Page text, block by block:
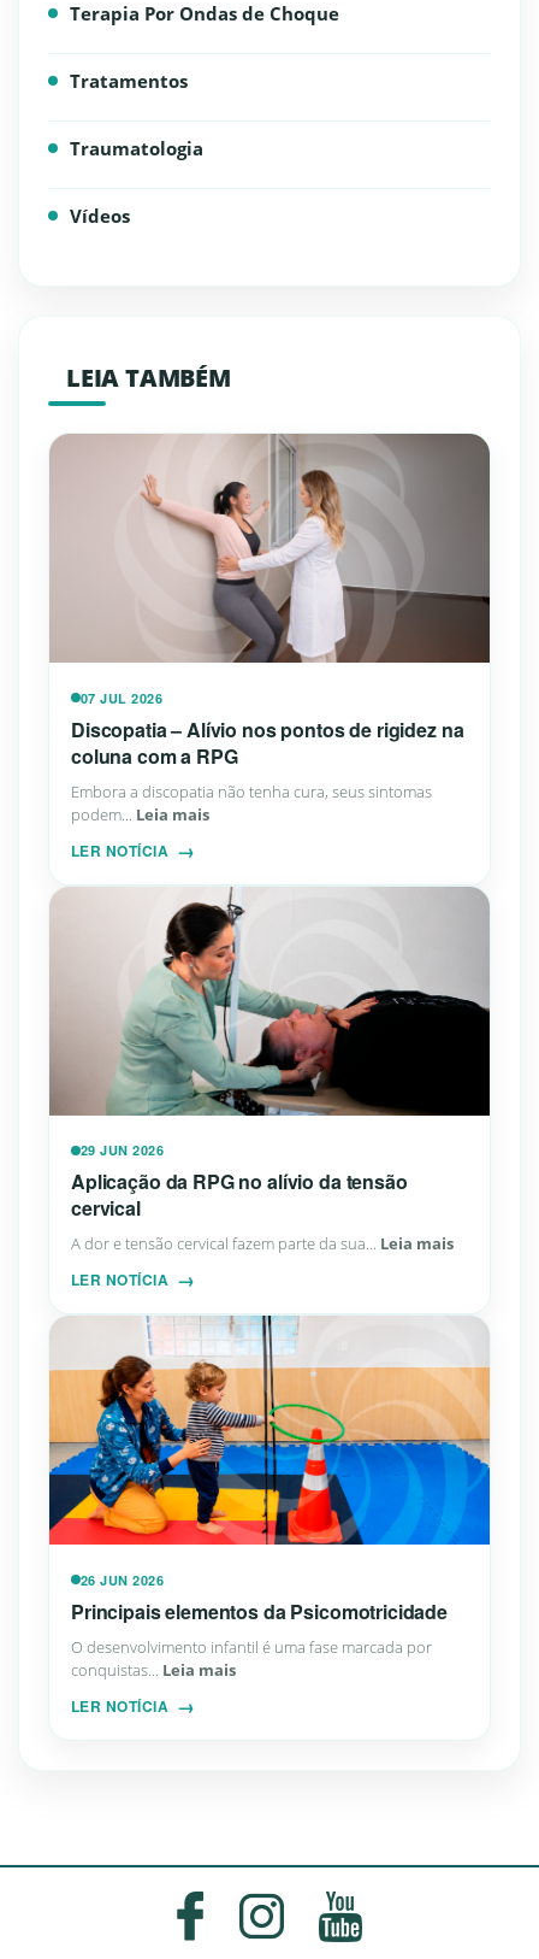
Terapia Por Ondas de Choque
Tratamentos
Traumatologia
Vídeos
LEIA TAMBÉM
07 JUL 2026
Discopatia – Alívio nos pontos de rigidez na
coluna com a RPG
Embora a discopatia não tenha cura, seus sintomas
podem... Leia mais
LER NOTÍCIA
29 JUN 2026
Aplicação da RPG no alívio da tensão
cervical
A dor e tensão cervical fazem parte da sua... Leia mais
LER NOTÍCIA
26 JUN 2026
Principais elementos da Psicomotricidade
O desenvolvimento infantil é uma fase marcada por
conquistas... Leia mais
LER NOTÍCIA